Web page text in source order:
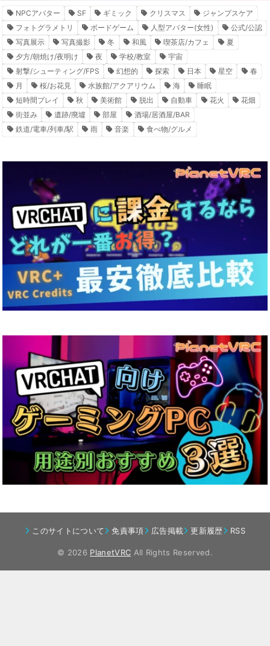
NPCアバター SF ギミック クリスマス
ジャンプスケア
フォトグラメトリ
ボードゲーム 人型アバター(女性)
公式/公認
写真展示
写真撮影 冬 和風 喫茶店/カフェ
夏
夕方/朝焼け/夜明け
夜 学校/教室
宇宙
射撃/シューティング/FPS
幻想的 探索 日本 星空
春
月
桜/お花見 水族館/アクアリウム 海
睡眠
短時間プレイ
秋 美術館 脱出 自動車 花火
花畑
街並み
遺跡/廃墟 部屋
酒場/居酒屋/BAR
鉄道/電車/列車/駅
雨 音楽 食べ物/グルメ
このサイトについて 免責事項 広告掲載 更新履歴 RSS
© 2026 PlanetVRC All Rights Reserved.